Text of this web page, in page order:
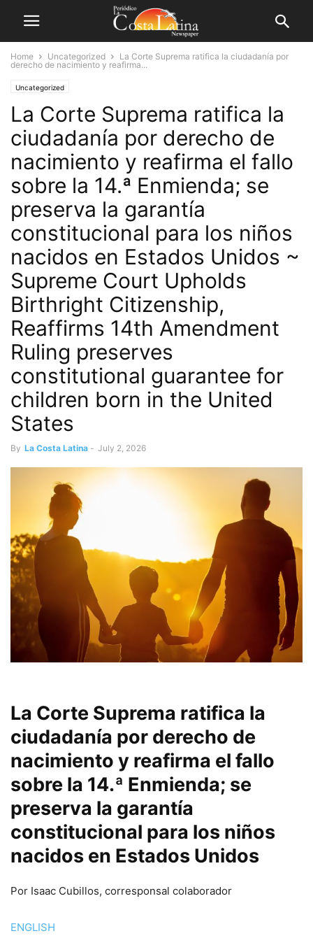
Home Uncategorized
La Corte Suprema ratifica la ciudadanía por
derecho de nacimiento y reafirma...
Uncategorized
La Corte Suprema ratifica la
ciudadanía por derecho de
nacimiento y reafirma el fallo
sobre la 14.ª Enmienda; se
preserva la garantía
constitucional para los niños
nacidos en Estados Unidos ~
Supreme Court Upholds
Birthright Citizenship,
Reaffirms 14th Amendment
Ruling preserves
constitutional guarantee for
children born in the United
States
By La Costa Latina - July 2, 2026
La Corte Suprema ratifica la
ciudadanía por derecho de
nacimiento y reafirma el fallo
sobre la 14.ª Enmienda; se
preserva la garantía
constitucional para los niños
nacidos en Estados Unidos
Por Isaac Cubillos, corresponsal colaborador
ENGLISH